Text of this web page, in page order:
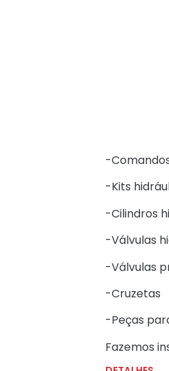
-
-Kits
-Cilindros
-Válvulas
-Válvulas
-Cruzetas
-Peças
Fazemos